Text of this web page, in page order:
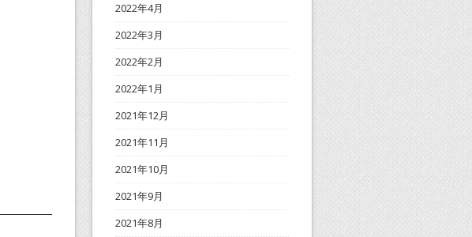
2022年4月
2022年3月
2022年2月
2022年1月
2021年12月
2021年11月
2021年10月
2021年9月
2021年8月